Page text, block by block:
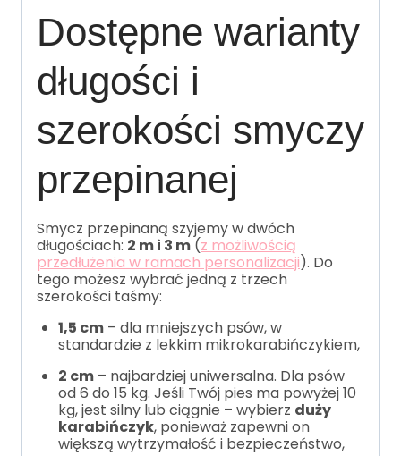
Dostępne warianty
długości i
szerokości smyczy
przepinanej
Smycz przepinaną szyjemy w dwóch
długościach: 2 m i 3 m (z możliwością
przedłużenia w ramach personalizacji). Do
tego możesz wybrać jedną z trzech
szerokości taśmy:
1,5 cm – dla mniejszych psów, w
standardzie z lekkim mikrokarabińczykiem,
2 cm – najbardziej uniwersalna. Dla psów
od 6 do 15 kg. Jeśli Twój pies ma powyżej 10
kg, jest silny lub ciągnie – wybierz duży
karabińczyk, ponieważ zapewni on
większą wytrzymałość i bezpieczeństwo,